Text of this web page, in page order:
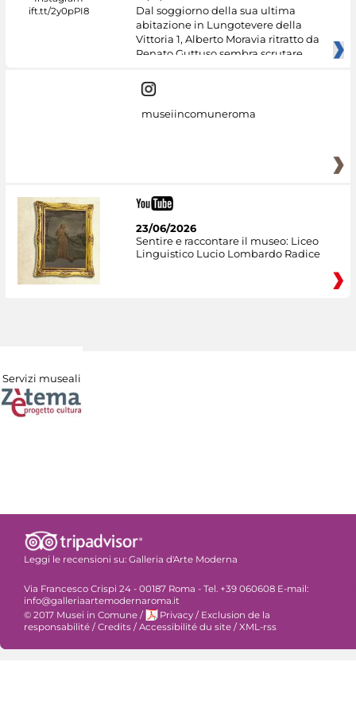
Dal soggiorno della sua ultima
abitazione in Lungotevere della
Vittoria 1, Alberto Moravia ritratto da
Renato Guttuso sembra scrutare
museiincomuneroma
23/06/2026
Sentire e raccontare il museo: Liceo
Linguistico Lucio Lombardo Radice
Servizi museali
Leggi le recensioni su: Galleria d'Arte Moderna
Via Francesco Crispi 24 - 00187 Roma - Tel. +39 060608 E-mail:
info@galleriaartemodernaroma.it
© 2017 Musei in Comune / Privacy / Exclusion de la
responsabilité /Credits /Accessibilité du site /XML-rss